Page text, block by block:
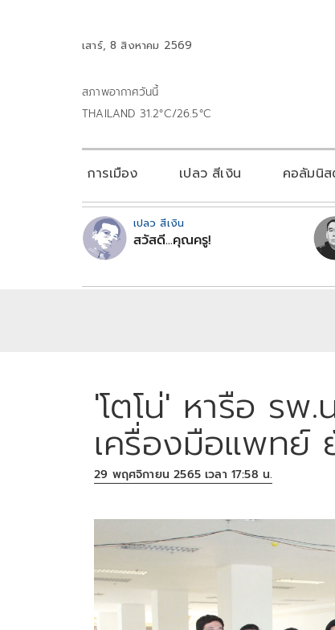
เสาร์, 8 สิงหาคม 2569
สภาพอากาศวันนี้
THAILAND 31.2°C/26.5°C
การเมือง เปลว สีเงิน คอลัมนิ
เปลว สีเงิน
สวัสดี...คุณครู!
'โตโน่' หารือ ร
เครื่องมือแพทย์
29 พฤศจิกายน 2565 เวลา 17:58 น.